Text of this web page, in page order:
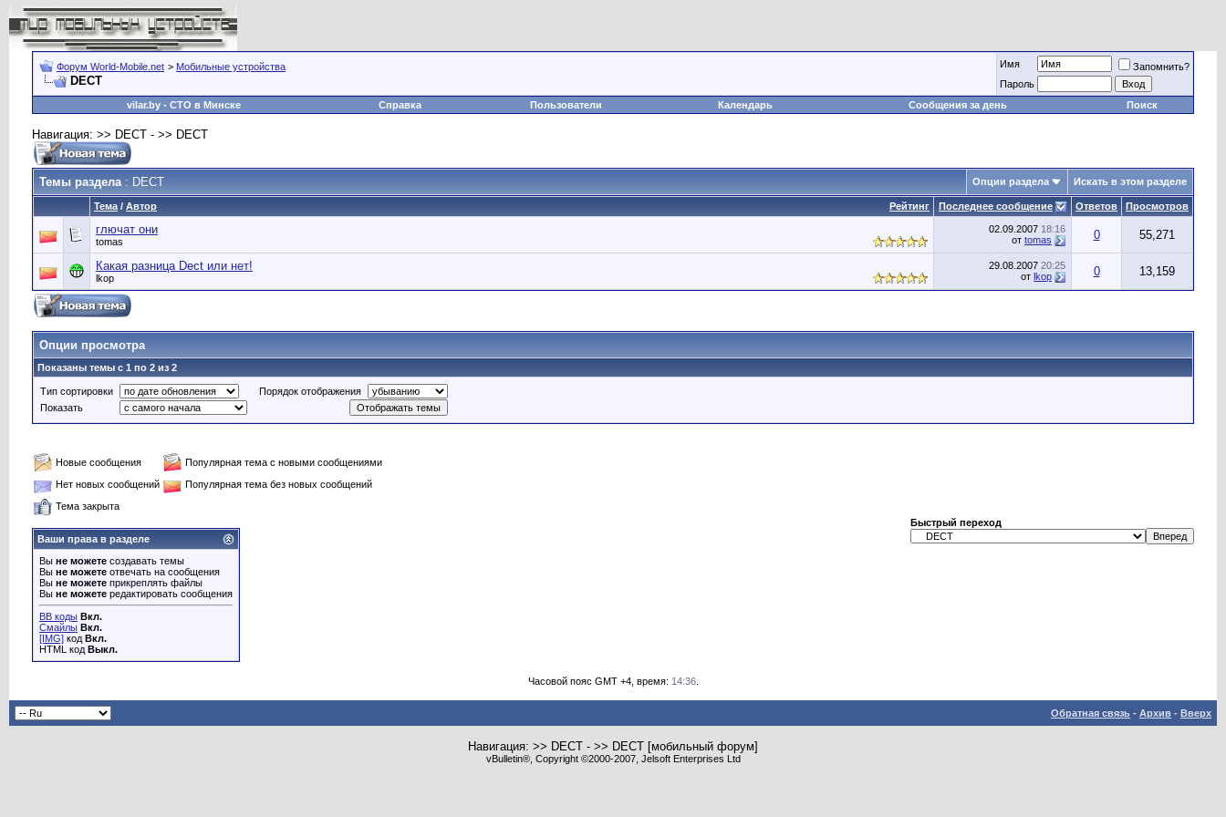
Форум World-Mobile.net > Мобильные устройства
DECT
Имя
Запомнить?
Пароль
vilar.by - СТО в Минске Справка Пользователи Календарь Сообщения за день Поиск
Навигация: >> DECT - >> DECT
Темы раздела: DECT Опции раздела Искать в этом разделе
Рейтинг
Тема / Автор Последнее сообщение Ответов Просмотров
глючат они
tomas
02.09.2007 18:16
от tomas 0 55,271
Какая разница Dect или нет!
lkop
29.08.2007 20:25
от lkop 0 13,159
Опции просмотра
Показаны темы с 1 по 2 из 2
Тип сортировки
Порядок отображения
Показать
Новые сообщения
Популярная тема с новыми сообщениями
Нет новых сообщений
Популярная тема без новых сообщений
Тема закрыта
Ваши права в разделе
Вы не можете создавать темы
Вы не можете отвечать на сообщения
Вы не можете прикреплять файлы
Вы не можете редактировать сообщения
BB коды Вкл.
Смайлы Вкл.
[IMG] код Вкл.
HTML код Выкл.
Быстрый переход
Часовой пояс GMT +4, время: 14:36.
Обратная связь - Архив - Вверх
Навигация: >> DECT - >> DECT [мобильный форум]
vBulletin®, Copyright ©2000-2007, Jelsoft Enterprises Ltd